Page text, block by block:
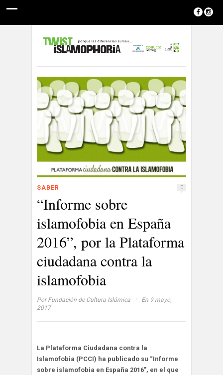
SABER 0
“Informe sobre
islamofobia en España
2016”, por la Plataforma
ciudadana contra la
islamofobia
Por Fundación de Cultura Islámica ·
En 9 mayo,
2017
La Plataforma Ciudadana contra la
Islamofobia (PCCI) ha publicado su “Informe
sobre islamofobia en España 2016”, en el que